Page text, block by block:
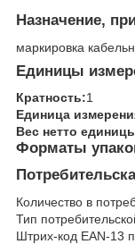
Назначение,
маркировка
Единицы
Кратность:1
Единица
Вес нетто
Форматы
Количество в
Тип
Штрих-код EAN-13